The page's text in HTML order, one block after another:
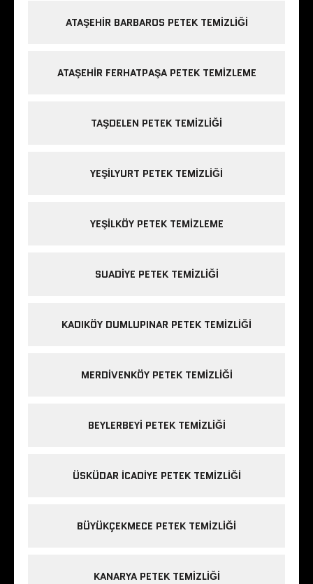
ATAŞEHIR BARBAROS PETEK TEMIZLIĞI
ATAŞEHIR FERHATPAŞA PETEK TEMIZLEME
TAŞDELEN PETEK TEMIZLIĞI
YEŞILYURT PETEK TEMIZLIĞI
YEŞILKÖY PETEK TEMIZLEME
SUADIYE PETEK TEMIZLIĞI
KADIKÖY DUMLUPINAR PETEK TEMIZLIĞI
MERDIVENKÖY PETEK TEMIZLIĞI
BEYLERBEYI PETEK TEMIZLIĞI
ÜSKÜDAR ICADIYE PETEK TEMIZLIĞI
BÜYÜKÇEKMECE PETEK TEMIZLIĞI
KANARYA PETEK TEMIZLIĞI